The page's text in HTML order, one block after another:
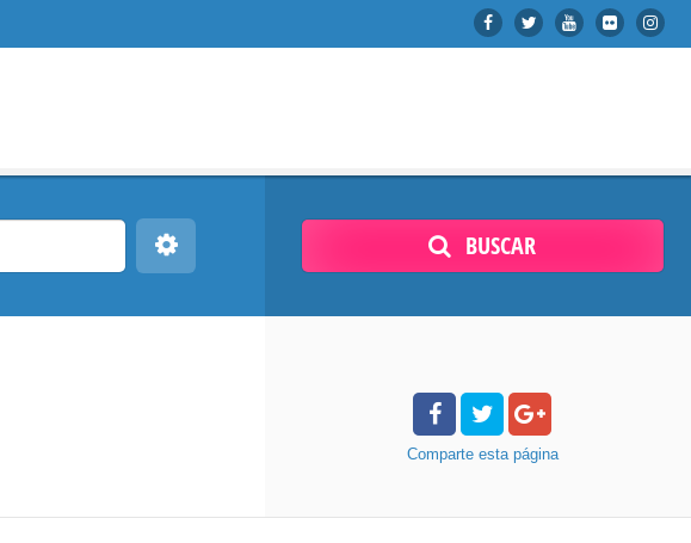
BUSCAR
Comparte esta página